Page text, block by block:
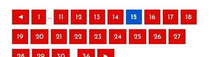
◄ 1 .. 11 12 13 14 15 16 17 18
19 20 21 22 23 24 25 26 27